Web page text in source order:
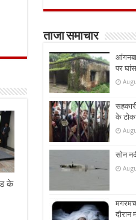
के
ताजा समाचार
पर
के
सोन
दौरान